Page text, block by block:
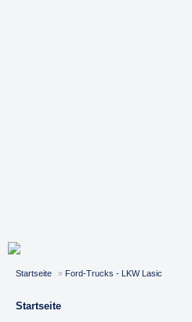
Startseite » Ford-Trucks - LKW Lasic
Startseite